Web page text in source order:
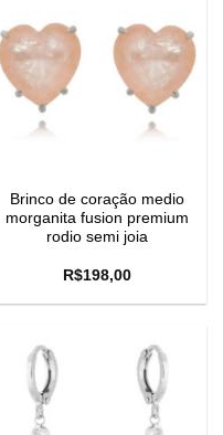
Brinco de coração medio
morganita fusion premium
rodio semi joia
R$198,00